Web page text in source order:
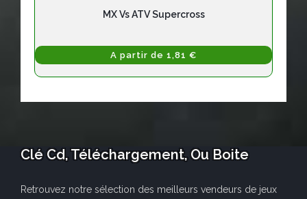
MX Vs ATV Supercross
A partir de 1,81 €
Clé Cd, Téléchargement, Ou Boite
Retrouvez notre sélection des meilleurs vendeurs de jeux